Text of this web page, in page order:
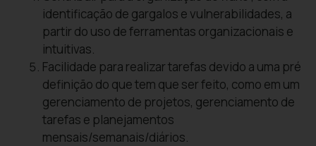
identificação de gargalos e vulnerabilidades, a
partir do uso de ferramentas organizacionais e
intuitivas.
Facilidade para realizar tarefas devido a uma pré
definição do que tem que ser feito, como em um
gerenciamento de projetos, gerenciamento de
tarefas e planejamentos
mensais/semanais/diários.